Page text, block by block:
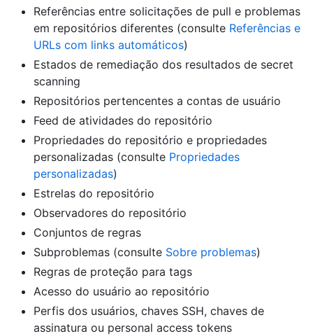
Referências entre solicitações de pull e problemas
em repositórios diferentes (consulte Referências e
URLs com links automáticos)
Estados de remediação dos resultados de secret
scanning
Repositórios pertencentes a contas de usuário
Feed de atividades do repositório
Propriedades do repositório e propriedades
personalizadas (consulte Propriedades
personalizadas)
Estrelas do repositório
Observadores do repositório
Conjuntos de regras
Subproblemas (consulte Sobre problemas)
Regras de proteção para tags
Acesso do usuário ao repositório
Perfis dos usuários, chaves SSH, chaves de
assinatura ou personal access tokens